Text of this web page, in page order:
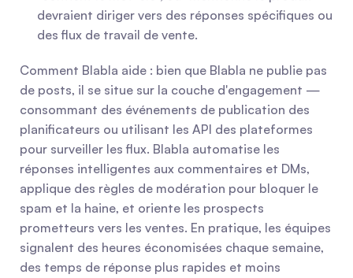
devraient diriger vers des réponses spécifiques ou
des flux de travail de vente.
Comment Blabla aide : bien que Blabla ne publie pas
de posts, il se situe sur la couche d'engagement —
consommant des événements de publication des
planificateurs ou utilisant les API des plateformes
pour surveiller les flux. Blabla automatise les
réponses intelligentes aux commentaires et DMs,
applique des règles de modération pour bloquer le
spam et la haine, et oriente les prospects
prometteurs vers les ventes. En pratique, les équipes
signalent des heures économisées chaque semaine,
des temps de réponse plus rapides et moins